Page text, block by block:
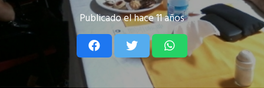
Publicado elhace 11 años